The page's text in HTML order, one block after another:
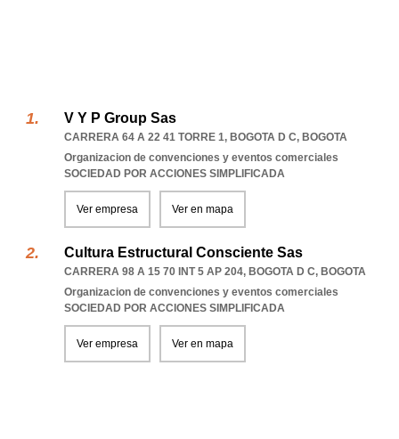
V Y P Group Sas
CARRERA 64 A 22 41 TORRE 1, BOGOTA D C, BOGOTA
Organizacion de convenciones y eventos comerciales
SOCIEDAD POR ACCIONES SIMPLIFICADA
Ver empresa Ver en mapa
Cultura Estructural Consciente Sas
CARRERA 98 A 15 70 INT 5 AP 204, BOGOTA D C, BOGOTA
Organizacion de convenciones y eventos comerciales
SOCIEDAD POR ACCIONES SIMPLIFICADA
Ver empresa Ver en mapa